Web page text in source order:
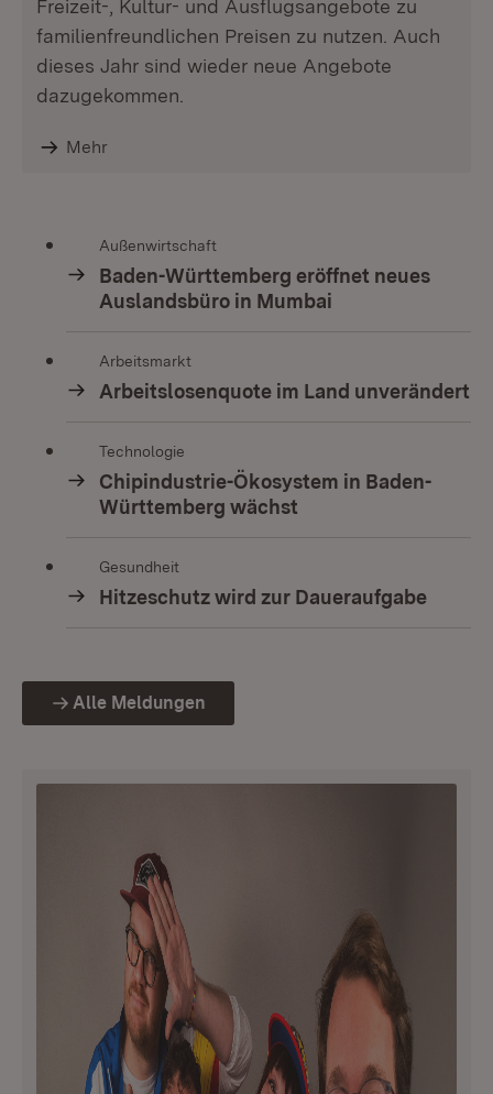
Freizeit-, Kultur- und Ausflugsangebote zu
familienfreundlichen Preisen zu nutzen. Auch
dieses Jahr sind wieder neue Angebote
dazugekommen.
Mehr
Außenwirtschaft
Baden-Württemberg eröffnet neues
Auslandsbüro in Mumbai
Arbeitsmarkt
Arbeitslosenquote im Land unverändert
Technologie
Chipindustrie-Ökosystem in Baden-
Württemberg wächst
Gesundheit
Hitzeschutz wird zur Daueraufgabe
Alle Meldungen